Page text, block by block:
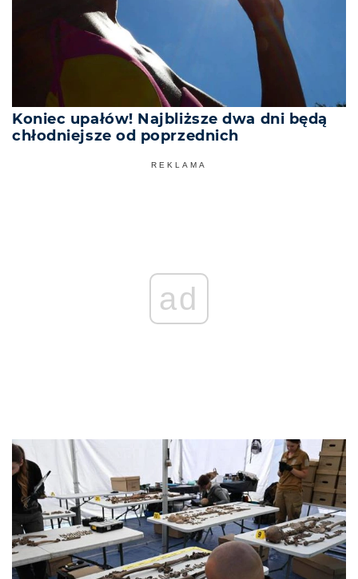
Koniec upałów! Najbliższe dwa dni będą
chłodniejsze od poprzednich
REKLAMA
ad